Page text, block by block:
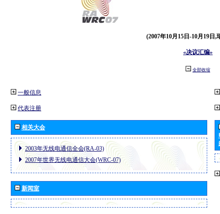
(2007年10月15日-10月19日,
«决议汇编»
全部收缩
一般信息
代表注册
相关大会
2003年无线电通信全会(RA-03)
2007年世界无线电通信大会(WRC-07)
新闻室